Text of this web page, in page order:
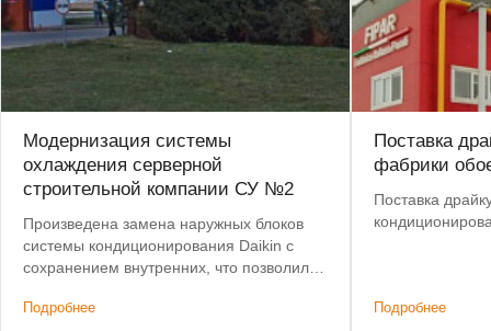
Модернизация системы
охлаждения серверной
строительной компании СУ №2
Произведена замена наружных блоков
системы кондиционирования Daikin с
сохранением внутренних, что позволило
дополнительная скидка на наружные
Подробнее
Поставка
фабрики
Поставка
Подробнее